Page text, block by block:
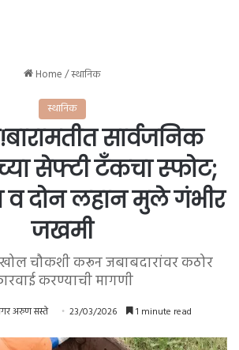
Home/स्थानिक
स्थानिक
सार्वजनिक
सेफ्टी टँकचा स्फोट;
व दोन लहान मुले गंभीर
जखमी
चौकशी करून जबाबदारांवर कठोर
करण्याची मागणी
अरुण सस्ते 23/03/2026 1 minute read